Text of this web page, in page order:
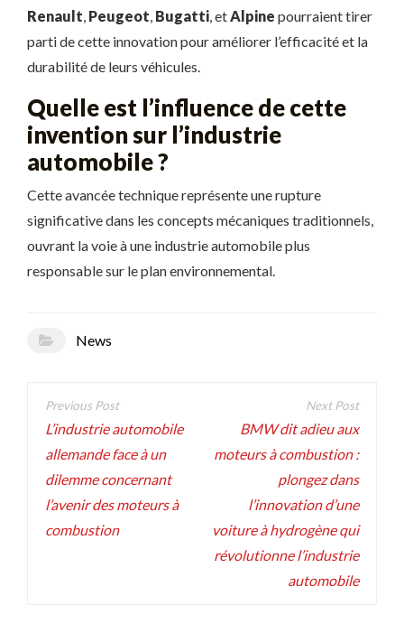
Renault Peugeot Bugatti , et Alpine pourraient tirer
parti de cette innovation pour améliorer l’efficacité et la
durabilité de leurs véhicules.
Quelle est l’influence de cette
invention sur l’industrie
automobile ?
Cette avancée technique représente une rupture
significative dans les concepts mécaniques traditionnels,
ouvrant la voie à une industrie automobile plus
responsable sur le plan environnemental.
News
Navigation
de
l’article
L’industrie automobile
allemande face à un
dilemme concernant
l’avenir des moteurs à
combustion
BMW dit adieu aux
moteurs à combustion :
plongez dans
l’innovation d’une
voiture à hydrogène qui
révolutionne l’industrie
automobile